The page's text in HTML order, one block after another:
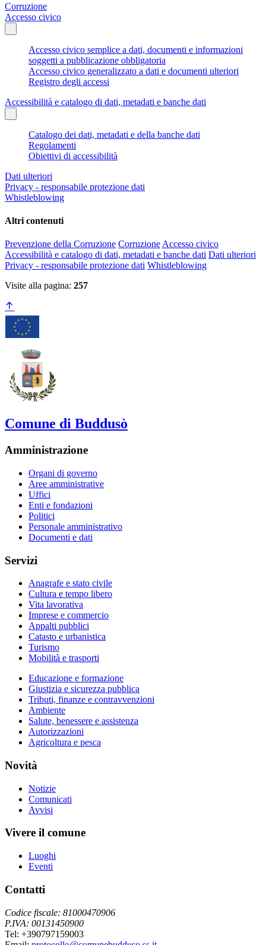
Corruzione
Accesso civico
Accesso civico semplice a dati, documenti e informazioni
soggetti a pubblicazione obbligatoria
Accesso civico generalizzato a dati e documenti ulteriori
Registro degli accessi
Accessibilità e catalogo di dati, metadati e banche dati
Catalogo dei dati, metadati e della banche dati
Regolamenti
Obiettivi di accessibilità
Dati ulteriori
Privacy - responsabile protezione dati
Whistleblowing
Altri contenuti
Prevenzione della Corruzione Corruzione Accesso civico
Accessibilità e catalogo di dati, metadati e banche dati Dati ulteriori
Privacy - responsabile protezione dati Whistleblowing
Visite alla pagina: 257
Comune di Buddusò
Amministrazione
Organi di governo
Aree amministrative
Uffici
Enti e fondazioni
Politici
Personale amministrativo
Documenti e dati
Servizi
Anagrafe e stato civile
Cultura e tempo libero
Vita lavorativa
Imprese e commercio
Appalti pubblici
Catasto e urbanistica
Turismo
Mobilità e trasporti
Educazione e formazione
Giustizia e sicurezza pubblica
Tributi, finanze e contravvenzioni
Ambiente
Salute, benessere e assistenza
Autorizzazioni
Agricoltura e pesca
Novità
Notizie
Comunicati
Avvisi
Vivere il comune
Luoghi
Eventi
Contatti
Codice fiscale: 81000470906
P.IVA: 00131450900
Tel: +390797159003